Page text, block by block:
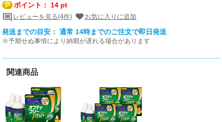
ポイント： 14 pt
レビューを見る(4件) お気に入りに追加
発送までの目安： 通常 14時までのご注文で即日発送
※予期せぬ事情により納期が遅れる場合があります
関連商品